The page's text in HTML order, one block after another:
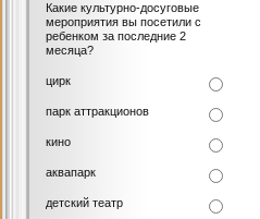
Какие культурно-досуговые
мероприятия вы посетили с
ребенком за последние 2
месяца?
цирк
парк аттракционов
кино
аквапарк
детский театр